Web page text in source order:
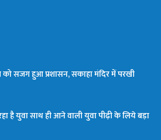
को सजग हुआ प्रशासन, सकाहा मंदिर में परखी
है युवा साथ ही आने वाली युवा पीढ़ी के लिये बड़ा